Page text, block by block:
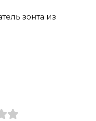
зонта из